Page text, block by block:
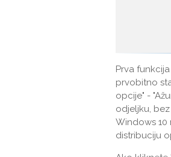
Prva
prvobitno
opcije" -
odjeljku,
Windows 10
distribuciju